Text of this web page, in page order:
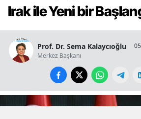
Irak ile Yeni bir
Prof. Dr. Sema Kalaycıoğlu
Merkez Başkanı